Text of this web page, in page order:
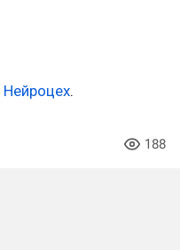
Нейроцех.
188